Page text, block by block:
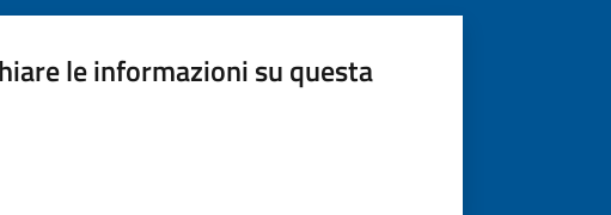
le informazioni su questa